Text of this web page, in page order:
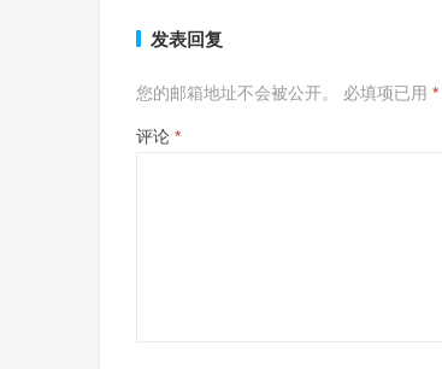
发表回复
您的邮箱地址不会被公开。 必填项已用 *
评论 *